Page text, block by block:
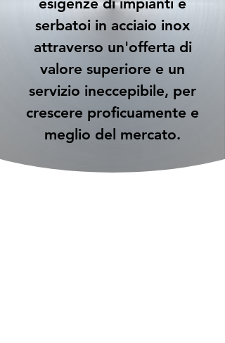
serbatoi in acciaio inox
attraverso un'offerta di
valore superiore e un
servizio ineccepibile, per
crescere proficuamente e
meglio del mercato.